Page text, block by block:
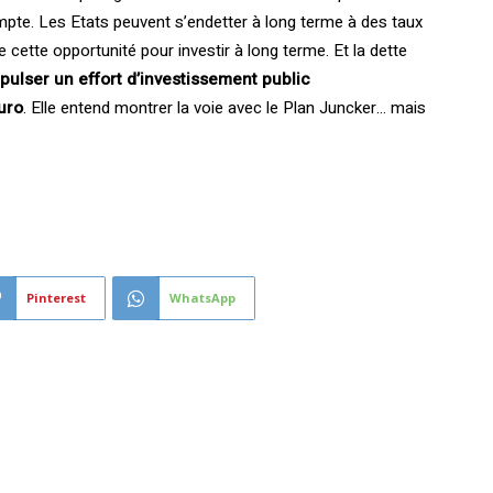
Les Etats peuvent s’endetter à long terme à des taux
cette opportunité pour investir à long terme. Et la dette
un effort d’investissement public
. Elle entend montrer la voie avec le Plan Juncker… mais
Pinterest WhatsApp